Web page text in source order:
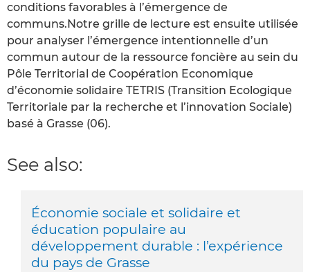
conditions favorables à l’émergence de
communs.Notre grille de lecture est ensuite utilisée
pour analyser l’émergence intentionnelle d’un
commun autour de la ressource foncière au sein du
Pôle Territorial de Coopération Economique
d’économie solidaire TETRIS (Transition Ecologique
Territoriale par la recherche et l’innovation Sociale)
basé à Grasse (06).
See also:
Économie sociale et solidaire et
éducation populaire au
développement durable : l’expérience
du pays de Grasse